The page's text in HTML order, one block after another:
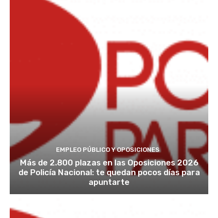
EMPLEO PÚBLICO Y OPOSICIONES
Más de 2.800 plazas en las Oposiciones 2026
de Policía Nacional: te quedan pocos días para
apuntarte